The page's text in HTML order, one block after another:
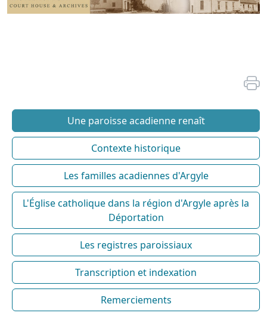
Une paroisse acadienne renaît
Contexte historique
Les familles acadiennes d'Argyle
L'Église catholique dans la région d'Argyle après la
Déportation
Les registres paroissiaux
Transcription et indexation
Remerciements